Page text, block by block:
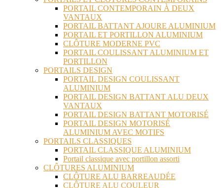
PORTAIL CONTEMPORAIN À DEUX
VANTAUX
PORTAIL BATTANT AJOURE ALUMINIUM
PORTAIL ET PORTILLON ALUMINIUM
CLÔTURE MODERNE PVC
PORTAIL COULISSANT ALUMINIUM ET
PORTILLON
PORTAILS DESIGN
PORTAIL DESIGN COULISSANT
ALUMINIUM
PORTAIL DESIGN BATTANT ALU DEUX
VANTAUX
PORTAIL DESIGN BATTANT MOTORISÉ
PORTAIL DESIGN MOTORISÉ
ALUMINIUM AVEC MOTIFS
PORTAILS CLASSIQUES
PORTAIL CLASSIQUE ALUMINIUM
Portail classique avec portillon assorti
CLÔTURES ALUMINIUM
CLÔTURE ALU BARREAUDÉE
CLÔTURE ALU COULEUR